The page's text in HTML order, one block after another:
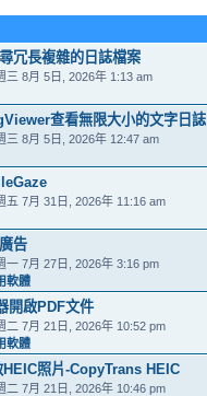
冗長複雜的日誌檔案
三 8月 5日, 2026年 1:13 am
查看無限大小的文字日誌
三 8月 5日, 2026年 12:47 am
五 7月 31日, 2026年 11:16 am
告
一 7月 27日, 2026年 3:16 pm
軟體
開啟PDF文件
二 7月 21日, 2026年 10:52 pm
軟體
照片-CopyTrans HEIC
二 7月 21日, 2026年 10:46 pm